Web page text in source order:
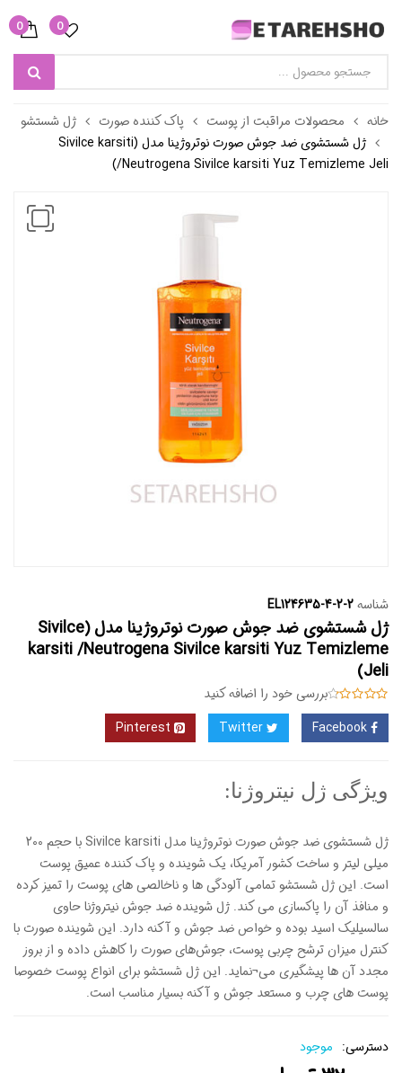
0
0
خانه محصولات مراقبت از پوست پاک کننده صورت
ژل شستشو
ژل شستشوی ضد جوش صورت نوتروژینا مدل (Sivilce karsiti
/Neutrogena Sivilce karsiti Yuz Temizleme Jeli)
شناسهEL124635-4-2-2
ژل شستشوی ضد جوش صورت نوتروژینا مدل (Sivilce
karsiti /Neutrogena Sivilce karsiti Yuz Temizleme
Jeli)
بررسی خود را اضافه کنید
Facebook
Twitter
Pinterest
ویژگی ژل نیتروژنا:
ژل شستشوی ضد جوش صورت نوتروژینا مدل Sivilce karsiti با حجم 200
میلی لیتر و ساخت کشور آمریکا، یک شوینده و پاک کننده عمیق پوست
است. این ژل شستشو تمامی آلودگی ها و ناخالصی های پوست را تمیز کرده
و منافذ آن را پاکسازی می کند. ژل شوینده ضد جوش نیتروژنا حاوی
سالسیلیک اسید بوده و خواص ضد جوش و آکنه دارد. این شوینده صورت با
کنترل میزان ترشح چربی پوست، جوش‌های صورت را کاهش داده و از بروز
مجدد آن ها پیشگیری می¬نماید. این ژل شستشو برای انواع پوست خصوصا
پوست های چرب و مستعد جوش و آکنه بسیار مناسب است.
دسترسی: موجود